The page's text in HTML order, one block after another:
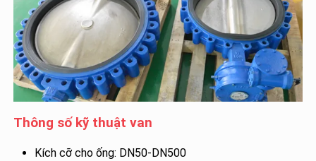
Thông số kỹ thuật van
Kích cỡ cho ống: DN50-DN500